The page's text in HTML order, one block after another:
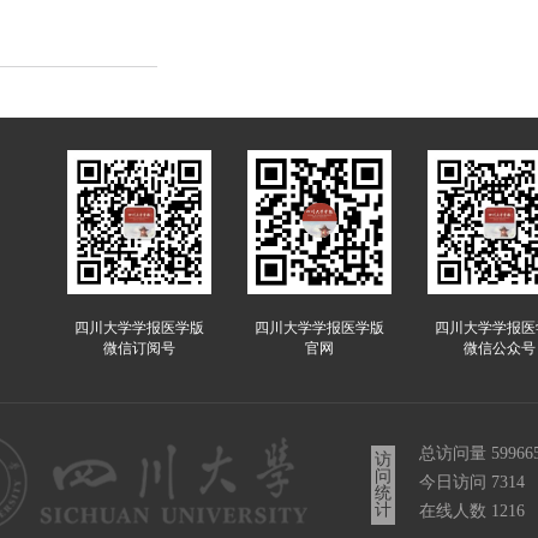
四川大学学报医学版
微信订阅号
四川大学学报医学版
官网
四川大学学报
微信公众号
访
问
统
计
总访问量
今日访问 7314
在线人数 1216